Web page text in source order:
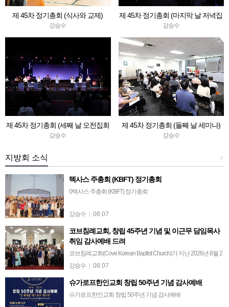
제 45차 정기총회 (식사와 교제)
강승수
제 45차 정기총회 (마지막 날 저녁집
회 & 청소년축제)
강승수
제 45차 정기총회 (세째 날 오전집회
& 회순)
강승수
제 45차 정기총회 (둘째 날 세미나)
강승수
+
지방회 소식
텍사스 주총회 (KBFT) 정기총회
0텍사스 주총회 (KBFT) 정기총회
강승수 08.07
코브침례교회, 창립 45주년 기념 및 이근무 담임목사
취임 감사예배 드려
코브침례교회(Cove Korean Baptist Church)가 지난 2026년 8월 2
일(주일) 오후 4시, 교회 창립 45주년을 기념하고 이근무 담임목
목…
강승수 08.07
슈가로프한인교회 창립 50주년 기념 감사예배
슈가로프한인교회 창립 50주년 기념 감사예배